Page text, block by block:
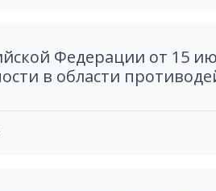
Федерации от 15
в области